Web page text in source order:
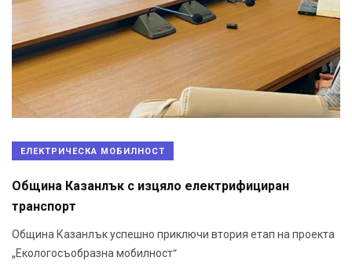
ЕЛЕКТРИЧЕСКА МОБИЛНОСТ
Община Казанлък с изцяло електрифициран
транспорт
Община Казанлък успешно приключи втория етап на проекта
„Екологосъобразна мобилност“